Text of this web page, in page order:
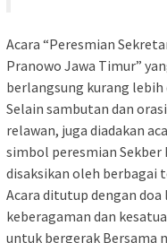
Acara “Peresmian
Pranowo Jawa Timur”
berlangsung kurang lebih
Selain sambutan dan
relawan, juga diadakan
simbol peresmian Sekber
disaksikan oleh berbagai
Acara ditutup dengan
keberagaman dan
untuk bergerak Bersama